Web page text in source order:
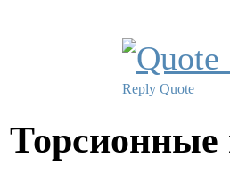
Reply Quote
Торсионные